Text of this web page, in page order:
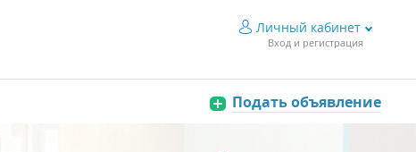
Личный кабинет
Вход и регистрация
Подать объявление